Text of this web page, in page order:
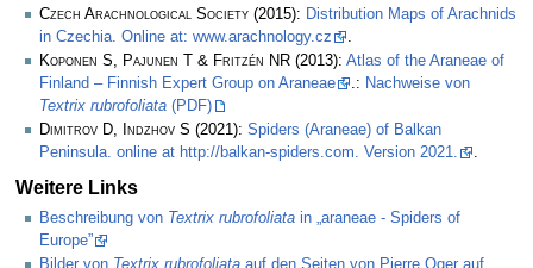
Czech Arachnological Society (2015): Distribution Maps of Arachnids
in Czechia. Online at: www.arachnology.cz
Koponen S, Pajunen T & Fritzén NR (2013): Atlas of the Araneae of
Finland – Finnish Expert Group on Araneae
.: Nachweise von
Textrix rubrofoliata (PDF)
Dimitrov D, Indzhov S (2021): Spiders (Araneae) of Balkan
Peninsula. online at http://balkan-spiders.com. Version 2021.
.
Weitere Links
Beschreibung von Textrix rubrofoliata in „araneae - Spiders of
Europe”